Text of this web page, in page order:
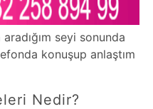
aradığım seyi sonunda
konuşup anlaştım
Nedir?